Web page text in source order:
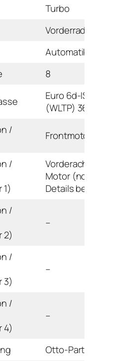
Turbo
Vorderrad
Automatikgetriebe
8
Euro 6d-ISC-FCM
(WLTP) 36AP-AR
/
Frontmotor / Reihe
/
1)
Vorderachse / E-
Motor (noch keine
Details bekannt)
/
2)
–
/
3)
–
/
4)
–
Otto-Partikelfilter